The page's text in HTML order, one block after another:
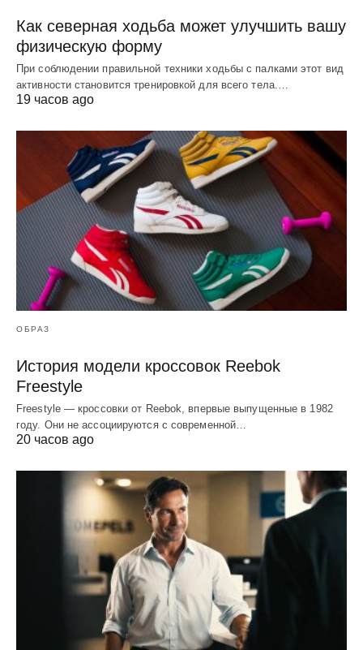
Как северная ходьба может улучшить вашу
физическую форму
При соблюдении правильной техники ходьбы с палками этот вид
активности становится тренировкой для всего тела.…
19 часов ago
ОБРАЗ
История модели кроссовок Reebok
Freestyle
Freestyle — кроссовки от Reebok, впервые выпущенные в 1982
году. Они не ассоциируются с современной…
20 часов ago